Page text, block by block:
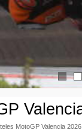
1
MotoGP Valencia 2026